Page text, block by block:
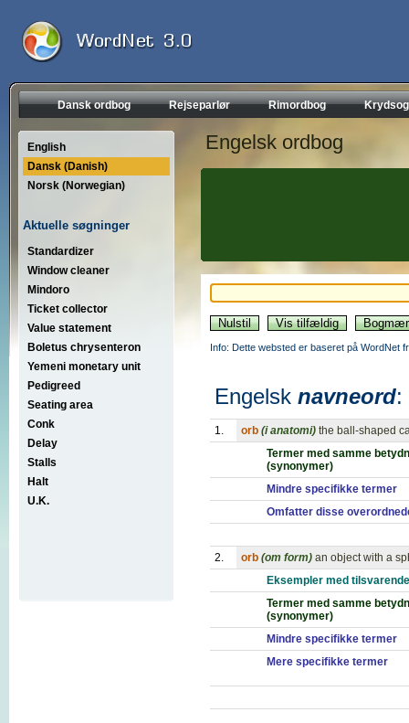
Dansk ordbog Rejseparlør Rimordbog
English
Dansk (Danish)
Norsk (Norwegian)
Aktuelle søgninger
Standardizer
Window cleaner
Mindoro
Ticket collector
Value statement
Boletus chrysenteron
Yemeni monetary unit
Pedigreed
Seating area
Conk
Delay
Stalls
Halt
U.K.
Engelsk ordbog
Info: Dette websted er baseret på WordNet
Engelsk navneord:
1. orb (i anatomi) the ball-shaped
Termer med samme
(synonymer)
Mindre specifikke termer
Omfatter disse
2. orb (om form) an object with a
Eksempler med
Termer med samme
(synonymer)
Mindre specifikke termer
Mere specifikke termer